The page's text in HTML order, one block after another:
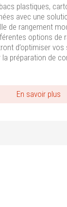
plastiques,
avec une
de rangement
options de
d’optimiser
préparation de
En savoir plus